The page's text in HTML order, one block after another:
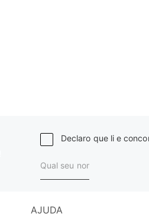
Declaro que li e
AJUDA